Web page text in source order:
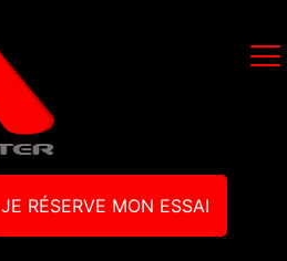
JE RÉSERVE MON ESSAI